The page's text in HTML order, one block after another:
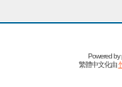
Powered by
繁體中文化由